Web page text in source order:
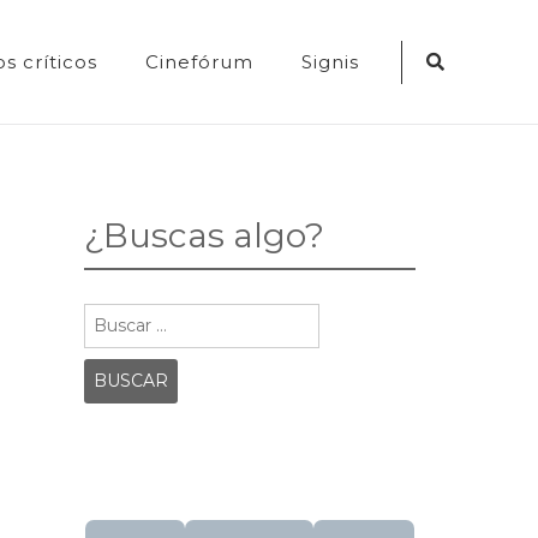
críticos Cinefórum Signis
Search
¿Buscas algo?